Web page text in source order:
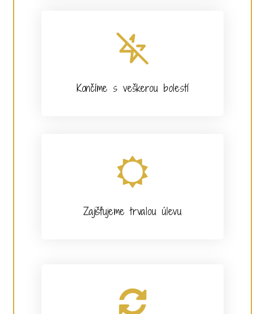
Končíme s veškerou bolestí
Zajišťujeme trvalou úlevu